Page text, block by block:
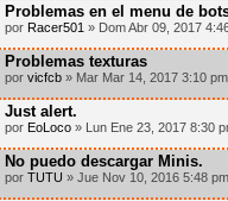
Problemas en el menu de
por Racer501 » Dom Abr 09, 2017
Problemas texturas
por vicfcb » Mar Mar 14, 2017 3:10 pm
Just alert.
por EoLoco » Lun Ene 23, 2017 8:30
No puedo descargar Minis.
por TUTU » Jue Nov 10, 2016 5:48 pm